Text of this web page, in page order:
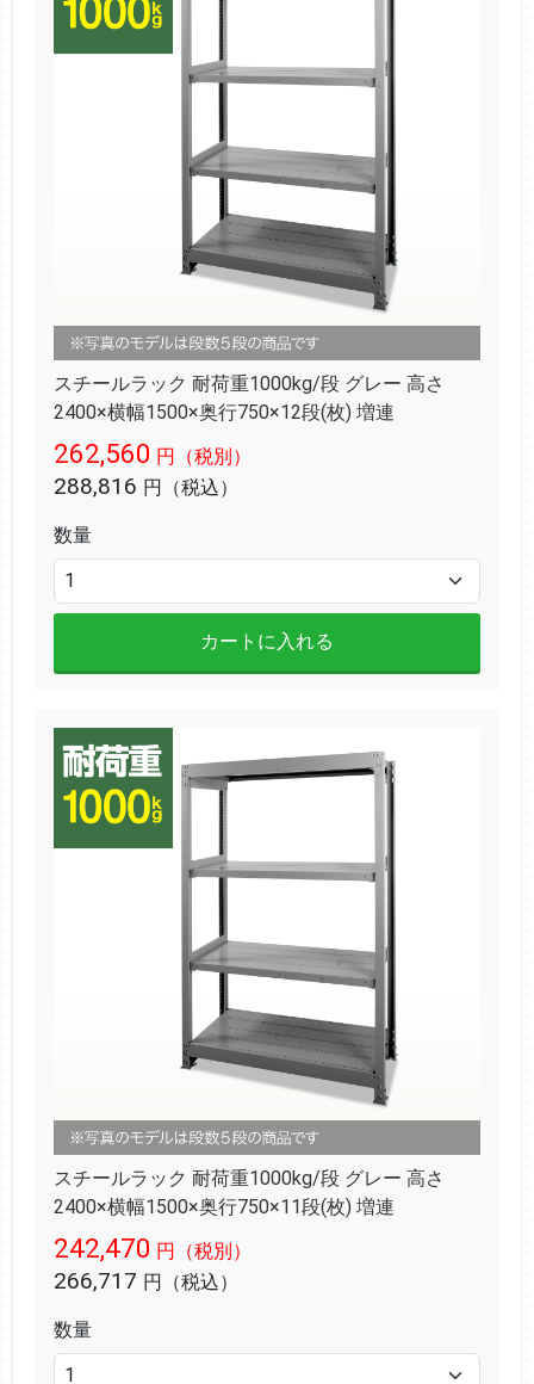
スチールラック 耐荷重1000kg/段 グレー 高さ
2400×横幅1500×奥行750×12段(枚) 増連
262,560 円（税別）
288,816 円（税込）
数量
カートに入れる
スチールラック 耐荷重1000kg/段 グレー 高さ
2400×横幅1500×奥行750×11段(枚) 増連
242,470 円（税別）
266,717 円（税込）
数量